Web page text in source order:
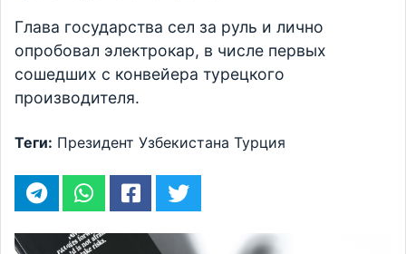
Глава государства сел за руль и лично
опробовал электрокар, в числе первых
сошедших с конвейера турецкого
производителя.
Теги: Президент Узбекистана Турция